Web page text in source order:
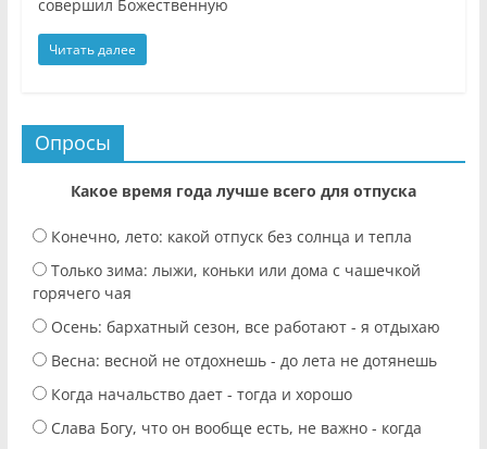
совершил Божественную
Читать далее
Опросы
Какое время года лучше всего для отпуска
Конечно, лето: какой отпуск без солнца и тепла
Только зима: лыжи, коньки или дома с чашечкой
горячего чая
Осень: бархатный сезон, все работают - я отдыхаю
Весна: весной не отдохнешь - до лета не дотянешь
Когда начальство дает - тогда и хорошо
Слава Богу, что он вообще есть, не важно - когда